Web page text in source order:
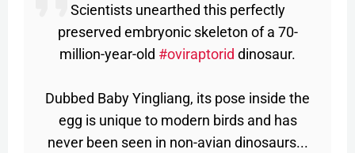
Scientists unearthed this perfectly
preserved embryonic skeleton of a 70-
million-year-old #oviraptorid dinosaur.
Dubbed Baby Yingliang, its pose inside the
egg is unique to modern birds and has
never been seen in non-avian dinosaurs...